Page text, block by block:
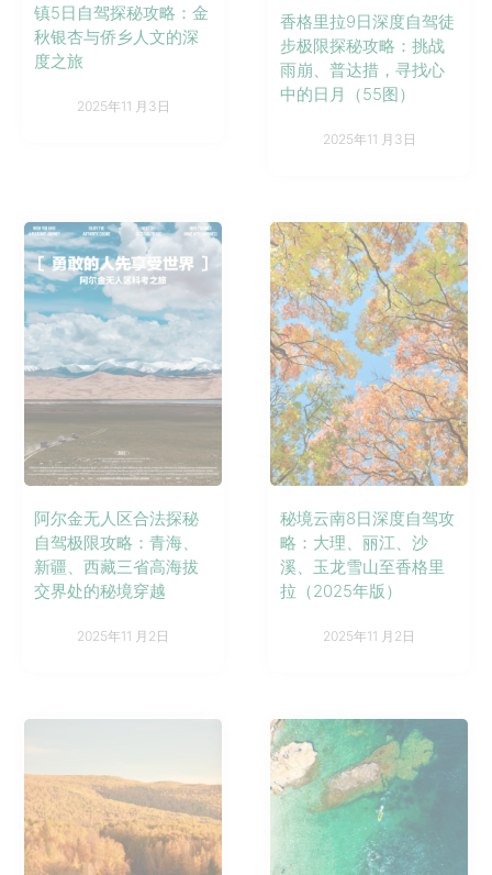
镇5日自驾探秘攻略：金
秋银杏与侨乡人文的深
度之旅
2025年11 月3日
香格里拉9日深度自驾徒
步极限探秘攻略：挑战
雨崩、普达措，寻找心
中的日月（55图）
2025年11 月3日
阿尔金无人区合法探秘
自驾极限攻略：青海、
新疆、西藏三省高海拔
交界处的秘境穿越
2025年11 月2日
秘境云南8日深度自驾攻
略：大理、丽江、沙
溪、玉龙雪山至香格里
拉（2025年版）
2025年11 月2日